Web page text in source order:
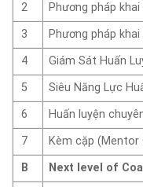
2
Phương pháp
3
Phương pháp khai
4
Giám Sát Huấn
5
Siêu Năng Lực
6
Huấn luyện
7
Kèm cặp (Mentor
B
Next level of